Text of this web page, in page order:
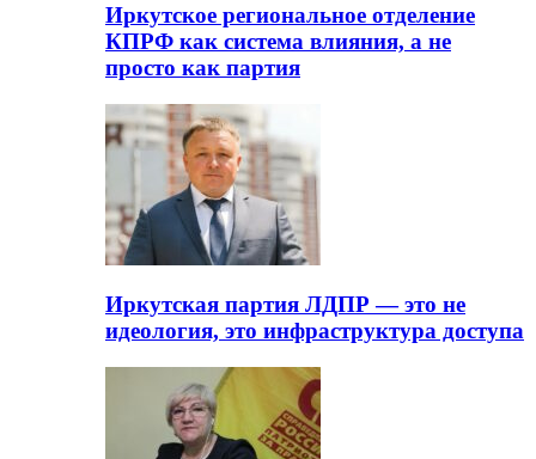
Иркутское региональное отделение
КПРФ как система влияния, а не
просто как партия
Иркутская партия ЛДПР — это не
идеология, это инфраструктура доступа